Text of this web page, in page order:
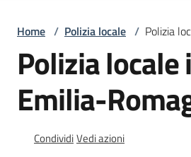
polizia
locale
in
Emilia-
Romagna
Menu selezionato
Home / Polizia locale / Polizia
Polizia locale
Emilia-
CondividiVedi azioni